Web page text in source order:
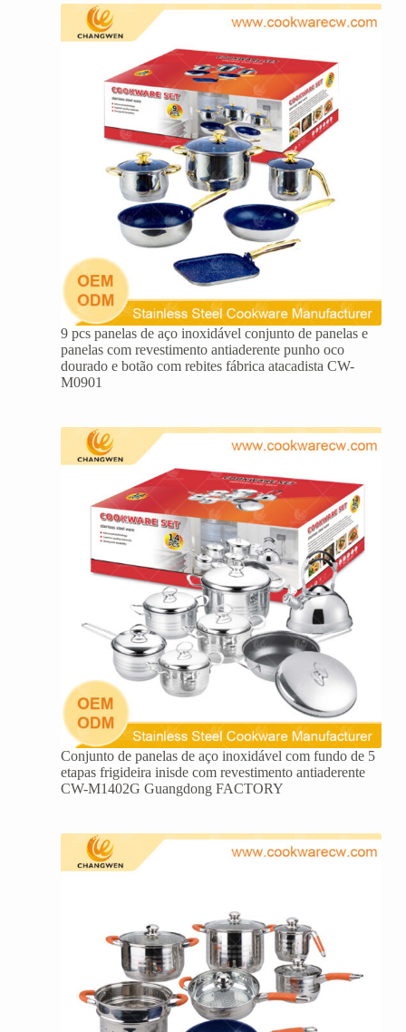
9 pcs panelas de aço inoxidável conjunto de panelas e
panelas com revestimento antiaderente punho oco
dourado e botão com rebites fábrica atacadista CW-
M0901
Conjunto de panelas de aço inoxidável com fundo de 5
etapas frigideira inisde com revestimento antiaderente
CW-M1402G Guangdong FACTORY